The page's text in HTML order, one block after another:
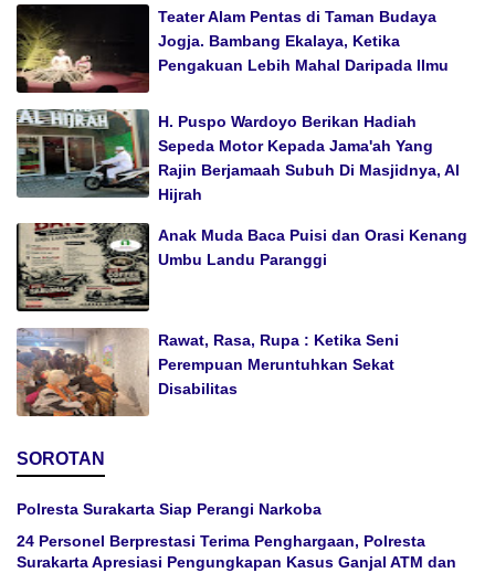
Teater Alam Pentas di Taman Budaya
Jogja. Bambang Ekalaya, Ketika
Pengakuan Lebih Mahal Daripada Ilmu
H. Puspo Wardoyo Berikan Hadiah
Sepeda Motor Kepada Jama'ah Yang
Rajin Berjamaah Subuh Di Masjidnya, Al
Hijrah
Anak Muda Baca Puisi dan Orasi Kenang
Umbu Landu Paranggi
Rawat, Rasa, Rupa : Ketika Seni
Perempuan Meruntuhkan Sekat
Disabilitas
SOROTAN
Polresta Surakarta Siap Perangi Narkoba
24 Personel Berprestasi Terima Penghargaan, Polresta
Surakarta Apresiasi Pengungkapan Kasus Ganjal ATM dan